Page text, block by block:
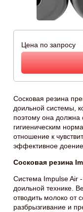
Цена по запросу
Сосковая резина
доильной системы,
поэтому она должна
гигиеническим
отношение к
эффективное
Сосковая резина
Система Impulse Air -
доильной технике.
отводить молоко от
разбрызгивание и